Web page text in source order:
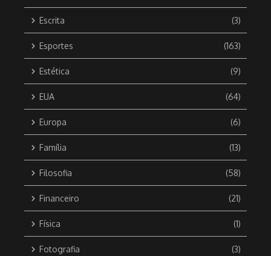
Escrita (3)
Esportes (163)
Estética (9)
EUA (64)
Europa (6)
Família (13)
Filosofia (58)
Financeiro (21)
Física (1)
Fotografia (3)